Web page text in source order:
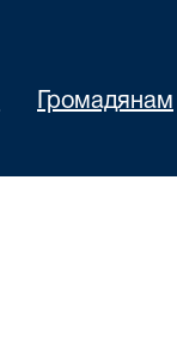
Громадянам